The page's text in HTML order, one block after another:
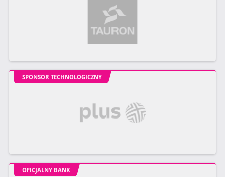
SPONSOR TECHNOLOGICZNY
OFICJALNY BANK